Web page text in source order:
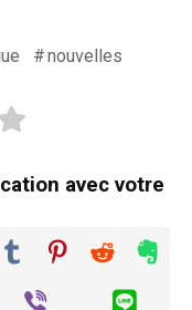
nouvelles
avec votre